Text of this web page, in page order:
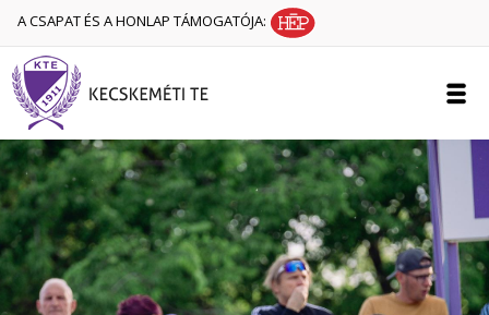
A CSAPAT ÉS A HONLAP TÁMOGATÓJA: